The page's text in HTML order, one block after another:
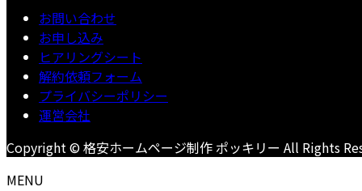
お問い合わせ
お申し込み
ヒアリングシート
解約依頼フォーム
プライバシーポリシー
運営会社
Copyright © 格安ホームページ制作 ポッキリー All Rights
MENU